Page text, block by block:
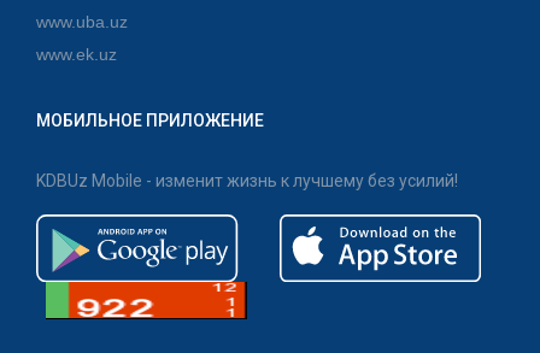
www.uba.uz
www.ek.uz
МОБИЛЬНОЕ ПРИЛОЖЕНИЕ
KDBUz Mobile - изменит жизнь к лучшему без усилий!